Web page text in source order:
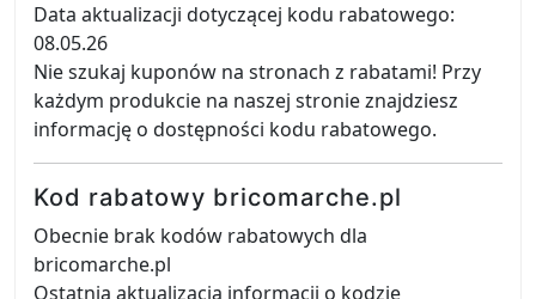
Data aktualizacji dotyczącej kodu rabatowego:
08.05.26
Nie szukaj kuponów na stronach z rabatami! Przy
każdym produkcie na naszej stronie znajdziesz
informację o dostępności kodu rabatowego.
Kod rabatowy bricomarche.pl
Obecnie brak kodów rabatowych dla
bricomarche.pl
Ostatnia aktualizacja informacji o kodzie